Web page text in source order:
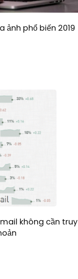
ảnh phổ biến 2019
không cần truy